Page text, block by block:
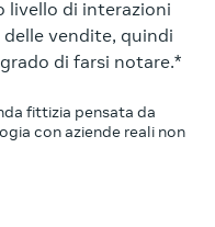
livello di interazioni
vendite, quindi
di farsi notare.*
fittizia pensata da
con aziende reali non